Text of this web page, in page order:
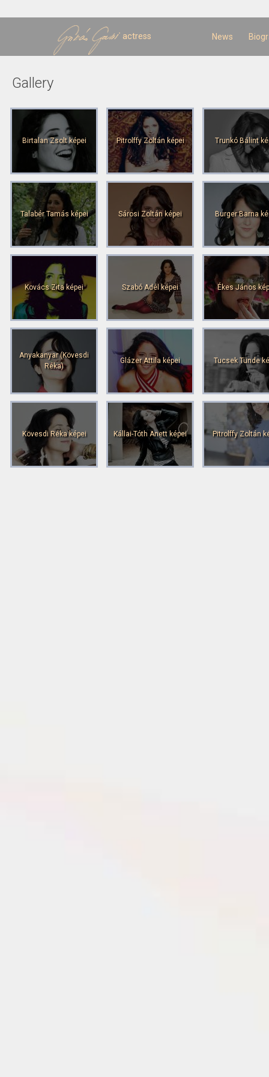
actress News
Gallery
Birtalan Zsolt képei Pitrolffy Zoltán képei Trunkó Bálint
Talabér Tamás képei Sárosi Zoltán képei Burger Barna
Kovács Zita képei Szabó Adél képei Ékes János
Anyakanyar (Kövesdi
Réka)
Glázer Attila képei Tucsek Tünde
Kövesdi Réka képei Kállai-Tóth Anett képei Pitrolffy Zoltán